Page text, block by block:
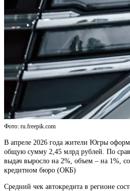
Фото: ru.freepik.com
В апреле 2026 года жители Югры
общую сумму 2,45 млрд рублей. По
выдач выросло на 2%, объем – на 1%,
кредитном бюро (ОКБ)
Средний чек автокредита в регионе